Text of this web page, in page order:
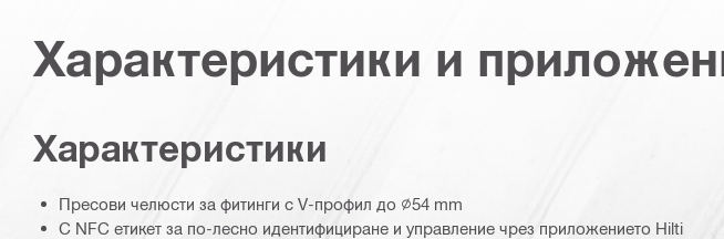
Характеристики и
Характеристики
Пресови челюсти за фитинги с V-профил до ∅54 mm
С NFC етикет за по-лесно идентифициране и управление чрез приложението Hilti